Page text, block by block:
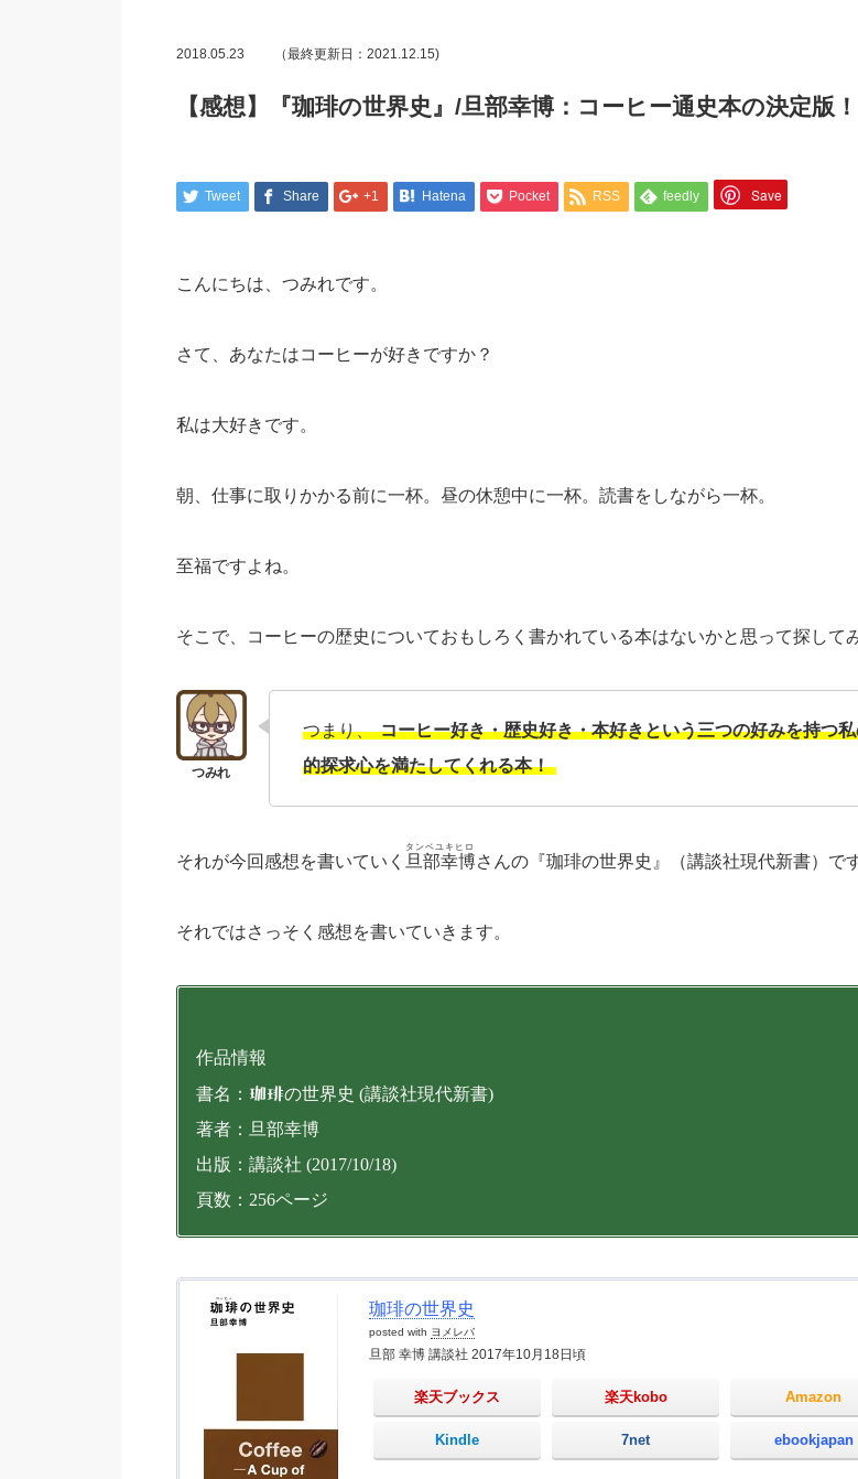
2018.05.23 （最終更新日：2021.12.15)
【感想】『珈琲の世界史』/旦部幸博：コーヒー通史本の決定版！
Tweet Share +1 Hatena Pocket RSS feedly Save
こんにちは、つみれです。
さて、あなたはコーヒーが好きですか？
私は大好きです。
朝、仕事に取りかかる前に一杯。昼の休憩中に一杯。読書をしながら一杯。
至福ですよね。
そこで、コーヒーの歴史についておもしろく書かれている本はないかと思って探して
つまり、 コーヒー好き・歴史好き・本好きという三つの好みを持つ
的探求心を満たしてくれる本！
それが今回感想を書いていく 旦部幸博
タンベユキヒロ
さんの『珈琲の世界史』（講談社現代新書）です
それではさっそく感想を書いていきます。
作品情報
書名： 珈琲の世界史 (講談社現代新書)
著者：旦部幸博
出版：講談社 (2017/10/18)
頁数：256ページ
珈琲の世界史
posted with ヨメレバ
旦部 幸博 講談社 2017年10月18日頃
楽天ブックス 楽天kobo Amazon
Kindle 7net ebookjapan